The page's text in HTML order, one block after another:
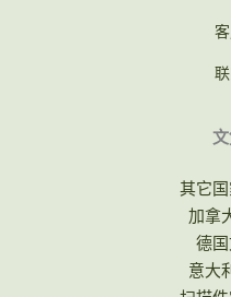
其它
加拿
德
意大